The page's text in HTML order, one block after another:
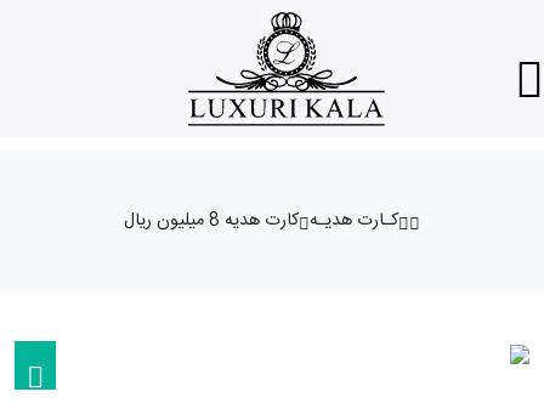
کـارت هدیـه کارت هدیه 8 میلیون ریال